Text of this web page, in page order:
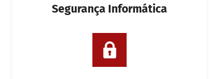
Segurança Informática